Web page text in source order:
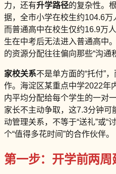
力，还有升学路径的复杂性。
据，全市小学在校生约104.6万
而普通高中在校生仅约16.9万
生在中考后无法进入普通高中
的资源分配往往偏向那些“沟通
家校关系不是单方面的“托付”
作。海淀区某重点中学2022年
内平均分配给每个学生的一对
家长不主动争取，这7.3分钟可
动管理关系，不等于“送礼”或“
个“值得多花时间”的合作伙伴。
第一步：开学前两